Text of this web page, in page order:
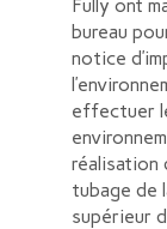
Fully ont
bureau
notice
effectuer
réalisation
tubage de
supérieur